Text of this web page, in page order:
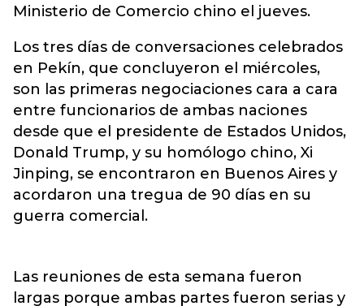
Ministerio de Comercio chino el jueves.
Los tres días de conversaciones celebrados
en Pekín, que concluyeron el miércoles,
son las primeras negociaciones cara a cara
entre funcionarios de ambas naciones
desde que el presidente de Estados Unidos,
Donald Trump, y su homólogo chino, Xi
Jinping, se encontraron en Buenos Aires y
acordaron una tregua de 90 días en su
guerra comercial.
Las reuniones de esta semana fueron
largas porque ambas partes fueron serias y